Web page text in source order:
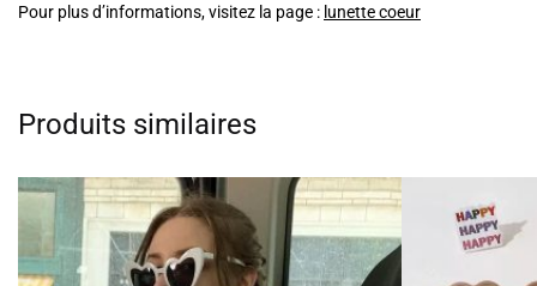
Pour plus d’informations, visitez la page : lunette coeur
Produits similaires